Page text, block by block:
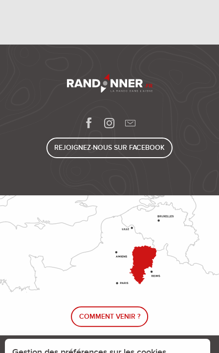
REJOIGNEZ-NOUS SUR FACEBOOK
COMMENT VENIR ?
Le blog rando !